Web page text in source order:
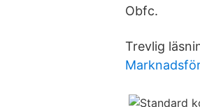
Obfc.
Trevlig